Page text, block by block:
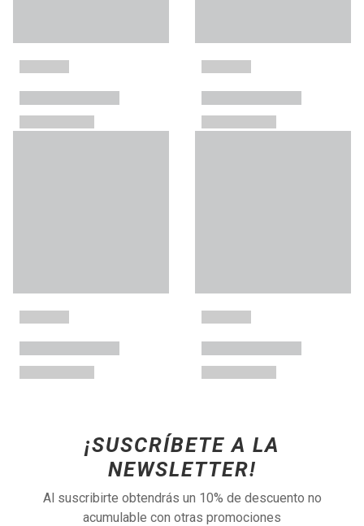
¡SUSCRÍBETE A LA
NEWSLETTER!
Al suscribirte obtendrás un 10% de descuento no
acumulable con otras promociones